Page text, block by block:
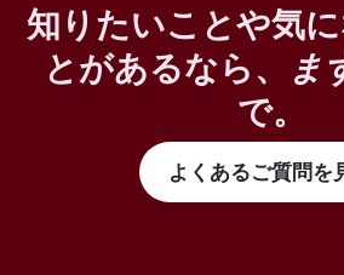
知りたいことや気
とがあるなら、
ま
で。
よくあるご質問を